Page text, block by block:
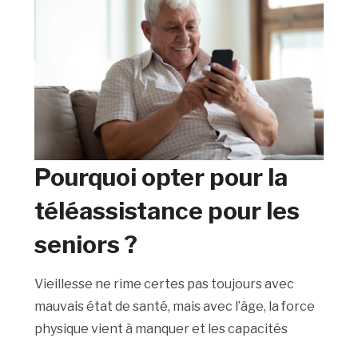
Pourquoi opter pour la
téléassistance pour les
seniors ?
Vieillesse ne rime certes pas toujours avec
mauvais état de santé, mais avec l’âge, la force
physique vient à manquer et les capacités